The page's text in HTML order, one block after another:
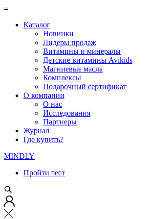
≡
Каталог
Новинки
Лидеры продаж
Витамины и минералы
Детские витамины Avikids
Магниевые масла
Комплексы
Подарочный сертификат
О компании
О нас
Исследования
Партнеры
Журнал
Где купить?
MINDLY
Пройти тест